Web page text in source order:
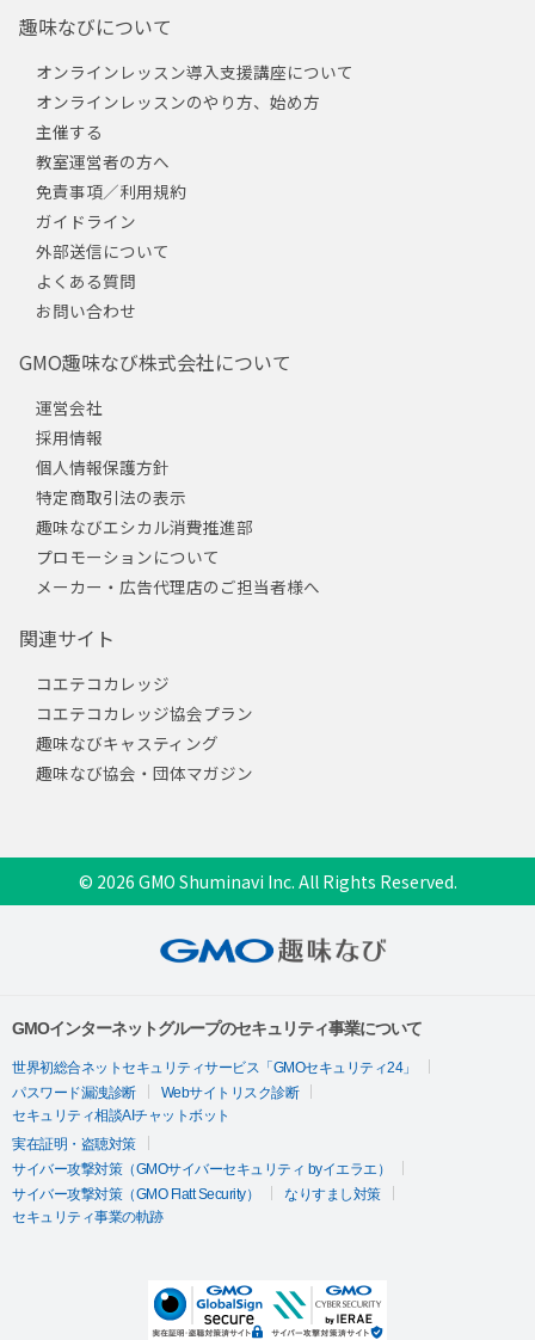
趣味なびについて
オンラインレッスン導入支援講座について
オンラインレッスンのやり方、始め方
主催する
教室運営者の方へ
免責事項／利用規約
ガイドライン
外部送信について
よくある質問
お問い合わせ
GMO趣味なび株式会社について
運営会社
採用情報
個人情報保護方針
特定商取引法の表示
趣味なびエシカル消費推進部
プロモーションについて
メーカー・広告代理店のご担当者様へ
関連サイト
コエテコカレッジ
コエテコカレッジ協会プラン
趣味なびキャスティング
趣味なび協会・団体マガジン
© 2026 GMO Shuminavi Inc. All Rights Reserved.